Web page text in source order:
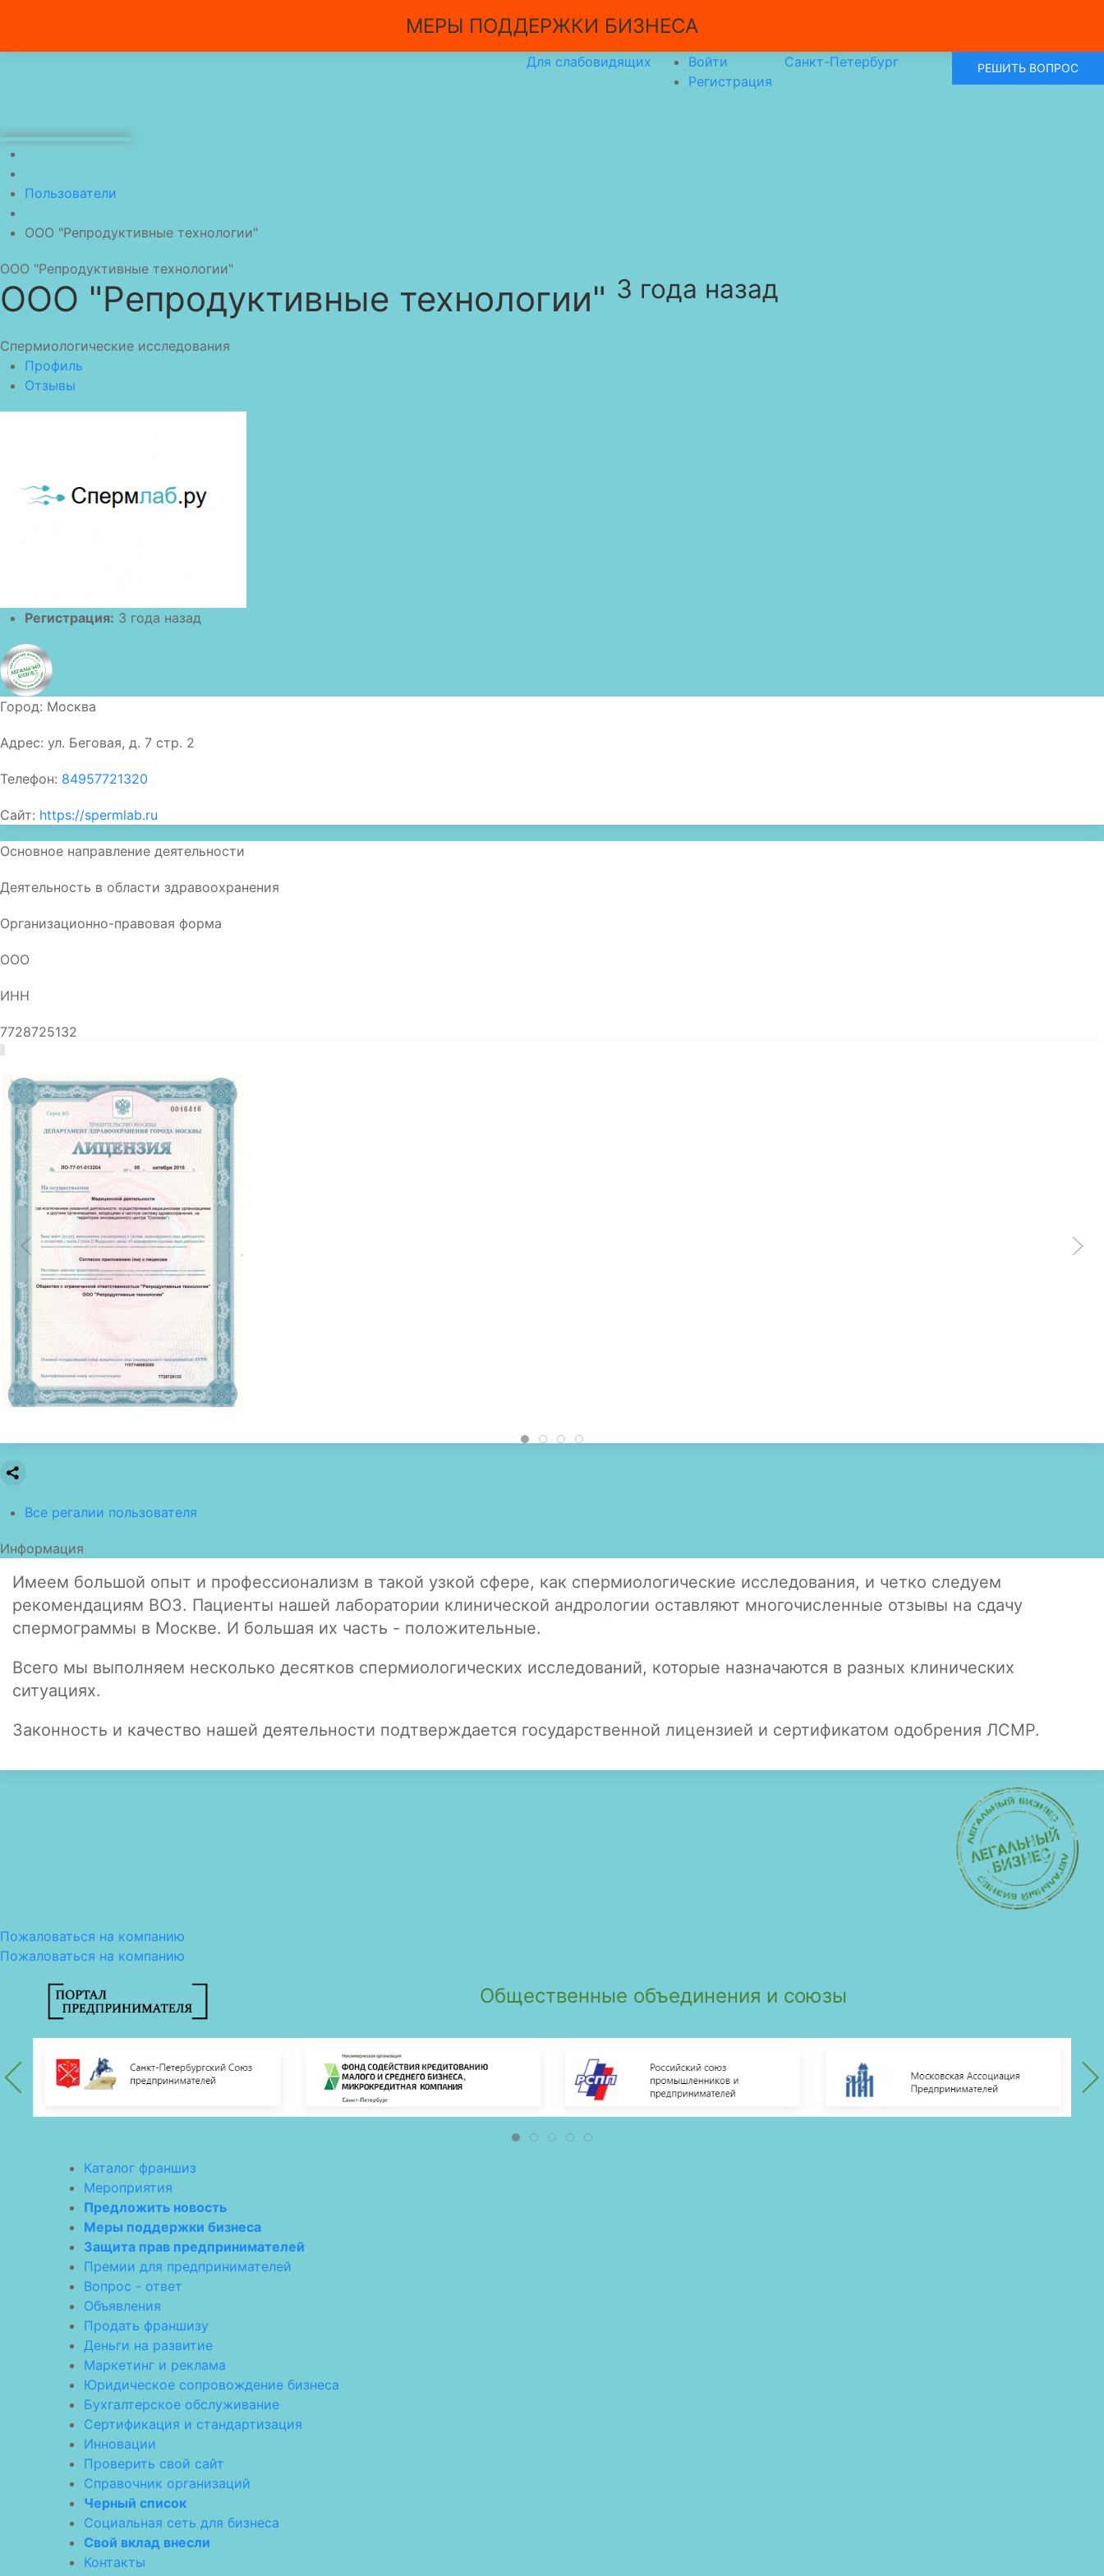
МЕРЫ ПОДДЕРЖКИ БИЗНЕСА
Для слабовидящих
Войти
Регистрация
Санкт-Петербург РЕШИТЬ ВОПРОС
Пользователи
ООО "Репродуктивные технологии"
ООО "Репродуктивные технологии"
ООО "Репродуктивные технологии" 3 года назад
Спермиологические исследования
Профиль
Отзывы
Регистрация: 3 года назад
Город: Москва
Адрес: ул. Беговая, д. 7 стр. 2
Телефон: 84957721320
Сайт: https://spermlab.ru
Основное направление деятельности
Деятельность в области здравоохранения
Организационно-правовая форма
ООО
ИНН
7728725132
Все регалии пользователя
Информация
Имеем большой опыт и профессионализм в такой узкой сфере, как спермиологические исследования, и четко следуем
рекомендациям ВОЗ. Пациенты нашей лаборатории клинической андрологии оставляют многочисленные отзывы на сдачу
спермограммы в Москве. И большая их часть - положительные.
Всего мы выполняем несколько десятков спермиологических исследований, которые назначаются в разных клинических
ситуациях.
Законность и качество нашей деятельности подтверждается государственной лицензией и сертификатом одобрения ЛСМР.
Пожаловаться на компанию
Пожаловаться на компанию
Общественные объединения и союзы
Каталог франшиз
Мероприятия
Предложить новость
Меры поддержки бизнеса
Защита прав предпринимателей
Премии для предпринимателей
Вопрос - ответ
Объявления
Продать франшизу
Деньги на развитие
Маркетинг и реклама
Юридическое сопровождение бизнеса
Бухгалтерское обслуживание
Сертификация и стандартизация
Инновации
Проверить свой сайт
Справочник организаций
Черный список
Социальная сеть для бизнеса
Свой вклад внесли
Контакты